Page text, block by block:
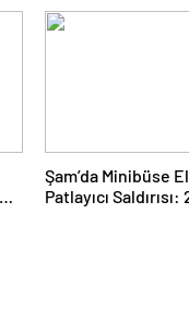
Şam’da Minibüse El
Patlayıcı Saldırısı: